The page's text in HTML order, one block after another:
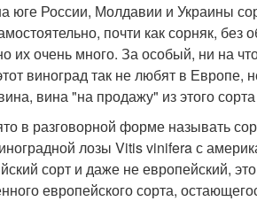
юге России, Молдавии и Украины
почти как сорняк, без
их очень много. За особый, ни на
виноград так не любят в Европе,
вина "на продажу" из этого
в разговорной форме называть
лозы Vitis vinifera с
сорт и даже не европейский,
европейского сорта,